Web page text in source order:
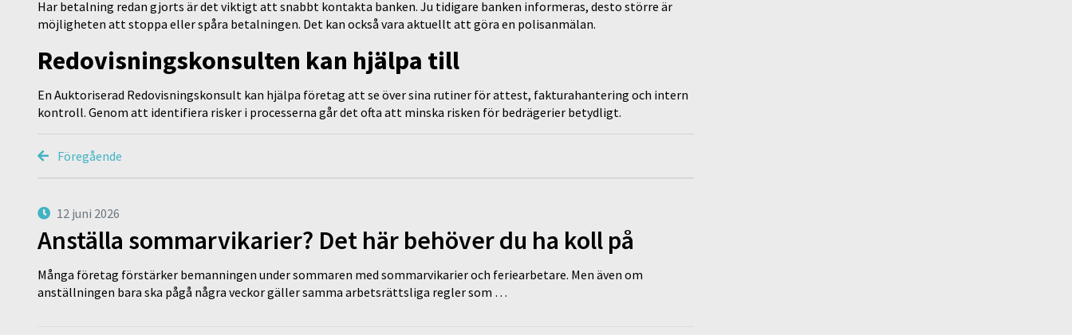
Har betalning redan gjorts är det viktigt att snabbt kontakta banken. Ju tidigare banken informeras, desto större är
möjligheten att stoppa eller spåra betalningen. Det kan också vara aktuellt att göra en polisanmälan.
Redovisningskonsulten kan hjälpa till
En Auktoriserad Redovisningskonsult kan hjälpa företag att se över sina rutiner för attest, fakturahantering och intern
kontroll. Genom att identifiera risker i processerna går det ofta att minska risken för bedrägerier betydligt.
Föregående
12 juni 2026
Anställa sommarvikarier? Det här behöver du ha koll på
Många företag förstärker bemanningen under sommaren med sommarvikarier och feriearbetare. Men även om
anställningen bara ska pågå några veckor gäller samma arbetsrättsliga regler som …